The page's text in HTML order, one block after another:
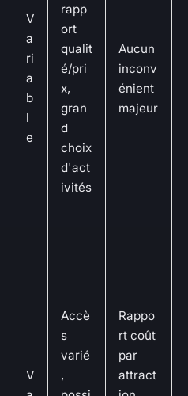
V
a
ri
a
b
l
e
rapp
ort
qualit
é/pri
x,
gran
d
choix
d'act
ivités
Aucun
inconv
énient
majeur
V
Accè
s
varié
,
Rappo
rt coût
par
attract